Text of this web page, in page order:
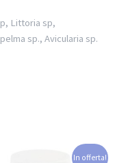
Littoria sp,
sp., Avicularia sp.
In offerta!